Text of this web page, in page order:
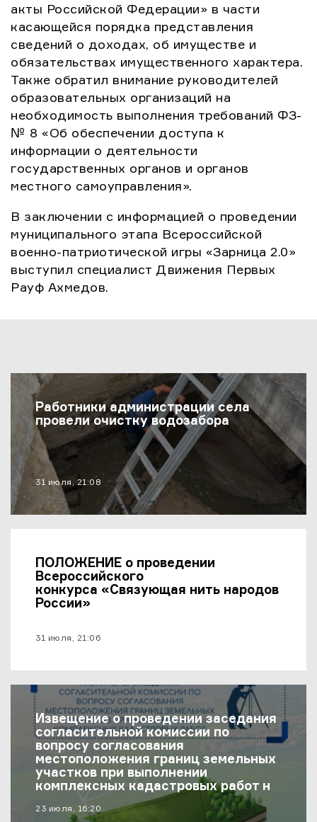
акты Российской Федерации» в части
касающейся порядка представления
сведений о доходах, об имуществе и
обязательствах имущественного характера.
Также обратил внимание руководителей
образовательных организаций на
необходимость выполнения требований ФЗ-
№ 8 «Об обеспечении доступа к
информации о деятельности
государственных органов и органов
местного самоуправления».
В заключении с информацией о проведении
муниципального этапа Всероссийской
военно-патриотической игры «Зарница 2.0»
выступил специалист Движения Первых
Рауф Ахмедов.
Последние Новости
Работники администрации села
провели очистку водозабора
материал опубликован
31 июля, 21:08
ПОЛОЖЕНИЕ о проведении
Всероссийского
конкурса «Связующая нить народов
России»
материал опубликован
31 июля, 21:06
Извещение о проведении заседания
согласительной комиссии по
вопросу согласования
местоположения границ земельных
участков при выполнении
комплексных кадастровых работ на
территории муниципального района
«Хивский район»
материал опубликован
23 июля, 16:20